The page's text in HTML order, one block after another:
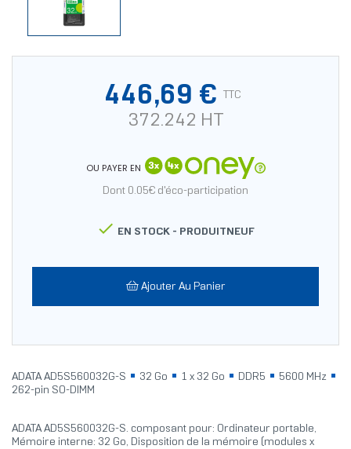
446,69 € TTC
372.242 HT
OU PAYER EN
Dont 0.05€ d'éco-participation
 EN STOCK - PRODUITNEUF
Ajouter Au Panier
ADATA AD5S560032G-S 32 Go 1 x 32 Go DDR5
5600 MHz
262-pin SO-DIMM
ADATA AD5S560032G-S. composant pour: Ordinateur portable,
Mémoire interne: 32 Go, Disposition de la mémoire (modules x